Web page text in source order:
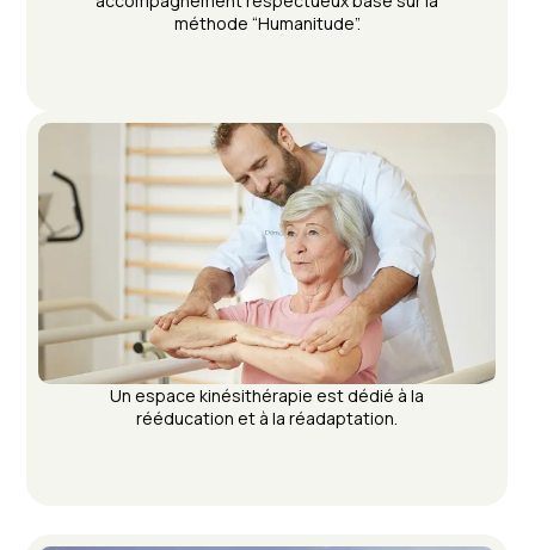
méthode “Humanitude”.
Un espace kinésithérapie est dédié à la
rééducation et à la réadaptation.